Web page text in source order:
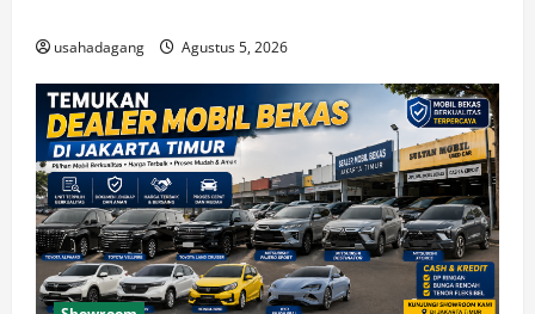
usahadagang Agustus 5, 2026